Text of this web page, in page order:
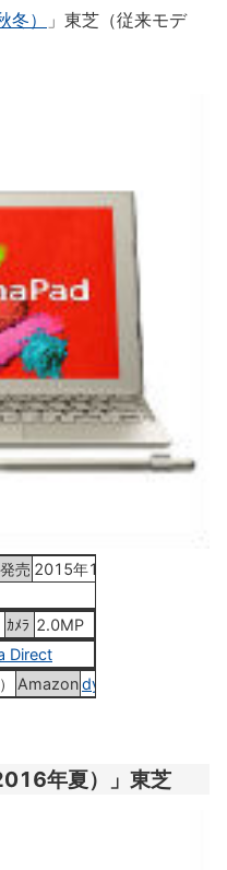
）
」東芝（従来モデ
発売 2015年12月中旬
ｶﾒﾗ 2.0MP
Direct
AmazondynaPad N72
年夏）」東芝